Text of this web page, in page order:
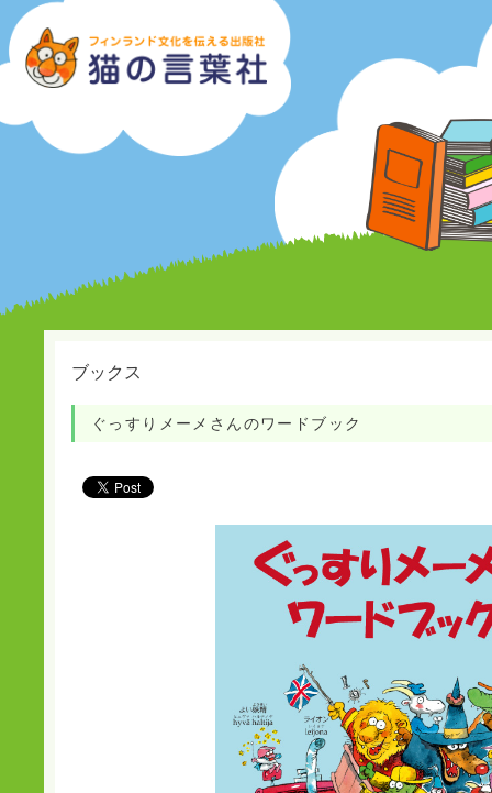
ブックス
ぐっすりメーメさんのワードブック